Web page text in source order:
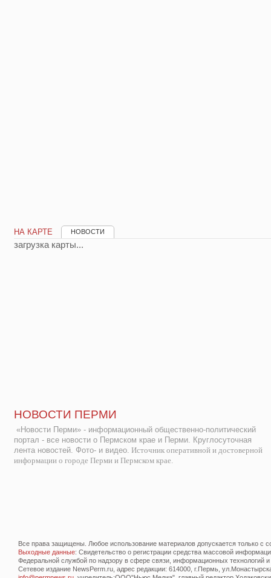
НА КАРТЕ НОВОСТИ
загрузка карты...
НОВОСТИ ПЕРМИ
«Новости Перми» - информационный общественно-политический
портал - все новости о Пермском крае и Перми. Круглосуточная
лента новостей. Фото- и видео. Источник оперативной и достоверной
информации о городе Перми и Пермском крае.
Все права защищены. Любое использование материалов допускается только с
Выходные данные: Свидетельство о регистрации средства массовой
Федеральной службой по надзору в сфере связи, информационных технологий
Сетевое издание NewsPerm.ru, адрес редакции: 614000, г.Пермь,